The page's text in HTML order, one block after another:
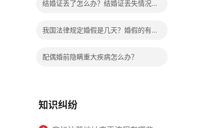
结婚证丢了怎么办？结婚证丢失情况有
我国法律规定婚假是几天？婚假的有关
配偶婚前隐瞒重大疾病怎么办？
知识纠纷